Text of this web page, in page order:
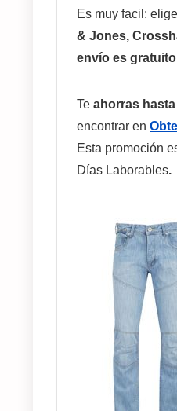
Es muy facil:
& Jones,
envío es gratuito
Te ahorras hasta
encontrar en
Esta promoción
Días Laborables.